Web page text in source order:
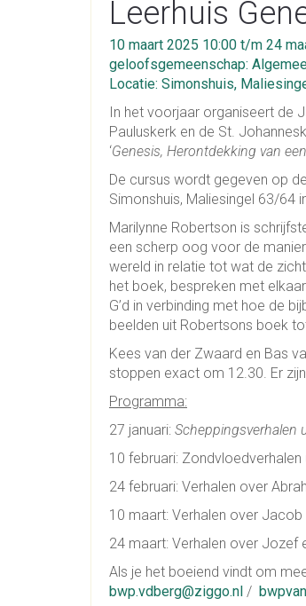
Leerhuis
10 maart 2025 10:00 t/m 24
geloofsgemeenschap:
Locatie: Simonshuis,
In het voorjaar organiseert de
Pauluskerk en de St.
‘Genesis, Herontdekking van
De cursus wordt gegeven op
Simonshuis, Maliesingel 63/64
Marilynne Robertson is
een scherp oog voor de
wereld in relatie tot wat de
het boek, bespreken met
G’d in verbinding met hoe de
beelden uit Robertsons boek
Kees van der Zwaard en Bas
stoppen exact om 12.30. Er
Programma:
27 januari: Scheppingsverhalen
10 februari:
24 februari: Verhalen over
10 maart: Verhalen over Jacob
24 maart: Verhalen over Jozef
Als je het boeiend vindt om
bwp.vdberg@ziggo.nl /